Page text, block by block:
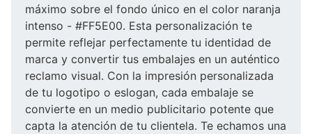
máximo sobre el fondo único en el color naranja
intenso - #FF5E00. Esta personalización te
permite reflejar perfectamente tu identidad de
marca y convertir tus embalajes en un auténtico
reclamo visual. Con la impresión personalizada
de tu logotipo o eslogan, cada embalaje se
convierte en un medio publicitario potente que
capta la atención de tu clientela. Te echamos una